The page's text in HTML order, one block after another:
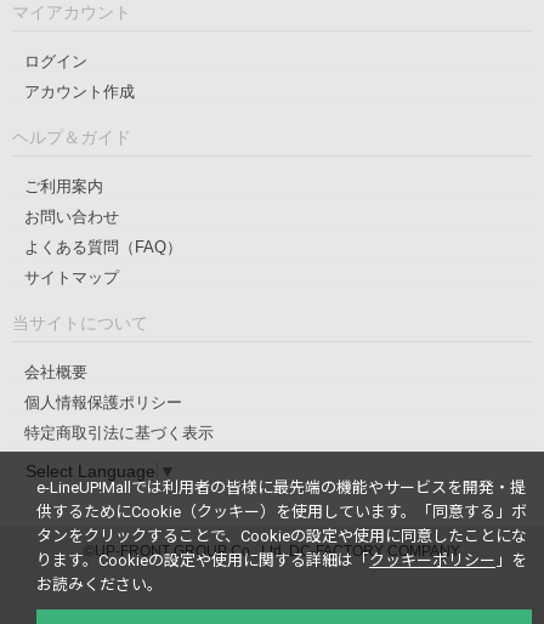
マイアカウント
ログイン
アカウント作成
ヘルプ＆ガイド
ご利用案内
お問い合わせ
よくある質問（FAQ）
サイトマップ
当サイトについて
会社概要
個人情報保護ポリシー
特定商取引法に基づく表示
Select Language ▼
©UP-FRONT GROUP Co., Ltd. DC-FACTORY COMPANY
e-LineUP!Mallでは利用者の皆様に最先端の機能やサービスを開発・提
供するためにCookie（クッキー）を使用しています。
「同意する」ボ
タンをクリックすることで、Cookieの設定や使用に同意したことにな
ります。Cookieの設定や使用に関する詳細は「 クッキーポリシー 」を
お読みください。